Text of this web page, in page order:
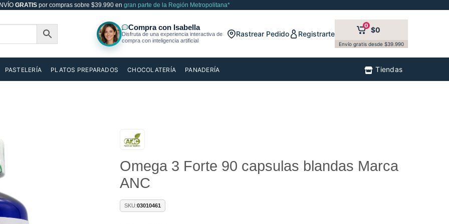
GRATISpor compras sobre $39.990 en gran parte de la Región Metropolitana*
Rastrear Pedido Registrarte
0 $0
Envío gratis desde $39.990
PASTELERÍA PLATOS PREPARADOS CHOCOLATERÍA PANADERÍA Tiendas
Omega 3 Forte 90 capsulas blandas Marca
ANC
SKU:03010461